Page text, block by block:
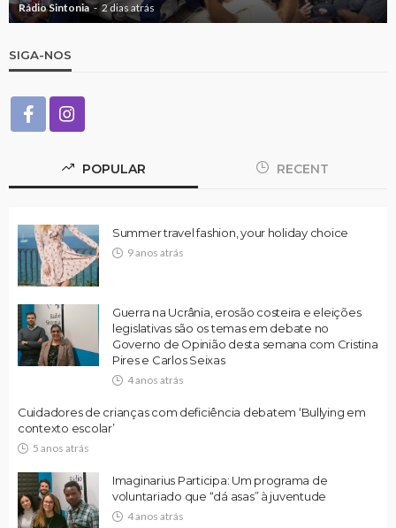
Rádio Sintonia 2 dias atrás
SIGA-NOS
POPULAR RECENT
Summer travel fashion, your holiday choice
9 anos atrás
Guerra na Ucrânia, erosão costeira e eleições
legislativas são os temas em debate no
Governo de Opinião desta semana com Cristina
Pires e Carlos Seixas
4 anos atrás
Cuidadores de crianças com deficiência debatem ‘Bullying em
contexto escolar’
5 anos atrás
Imaginarius Participa: Um programa de
voluntariado que “dá asas” à juventude
4 anos atrás